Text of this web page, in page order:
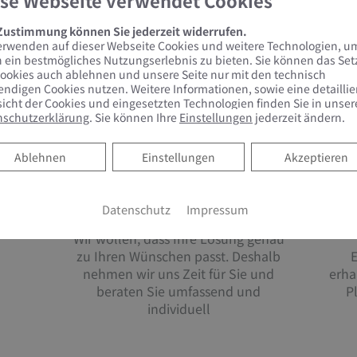
für Ihr Projekt ­­­­– ob
Wir wollen, dass Ihre Lösung genau
zu Ihren Wünschen passt. Deshalb
nehmen wir uns Zeit für Sie und
beraten Sie umfassend und
individuell
können Sie jederzeit widerrufen.
auf dieser Webseite Cookies und weitere Technologien,
ein bestmögliches Nutzungserlebnis zu bieten. Sie können das
auch ablehnen und unsere Seite nur mit den technisch
Cookies nutzen. Weitere Informationen, sowie eine
der Cookies und eingesetzten Technologien finden Sie in
. Sie können Ihre Einstellungen jederzeit ändern.
Akzeptieren
Einstellungen
Ablehnen
Ablehnen
Datenschutz Impressum